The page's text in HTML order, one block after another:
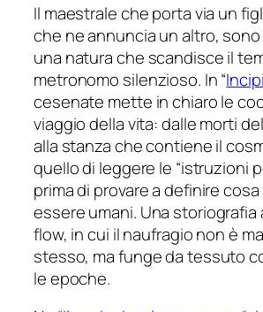
Il maestrale che porta via un
che ne annuncia un altro,
una natura che scandisce il
metronomo silenzioso. In “
cesenate mette in chiaro le
viaggio della vita: dalle morti
alla stanza che contiene il
quello di leggere le “istruzioni
prima di provare a definire
essere umani. Una storiografia
flow, in cui il naufragio non è
stesso, ma funge da tessuto
le epoche.